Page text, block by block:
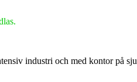
industri och med kontor på